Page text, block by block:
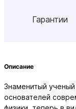
Гарантии
Описание
Знаменитый
основателей